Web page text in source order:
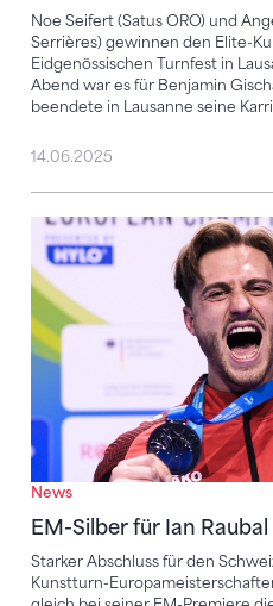
Noe Seifert (Satus ORO) und
Serrières) gewinnen den Elite-
Eidgenössischen Turnfest in
Abend war es für Benjamin
beendete in Lausanne seine
14.06.2025
News
EM-Silber für Ian Raubal
Starker Abschluss für den
Kunstturn-
EM-Silber für Ian Raubal